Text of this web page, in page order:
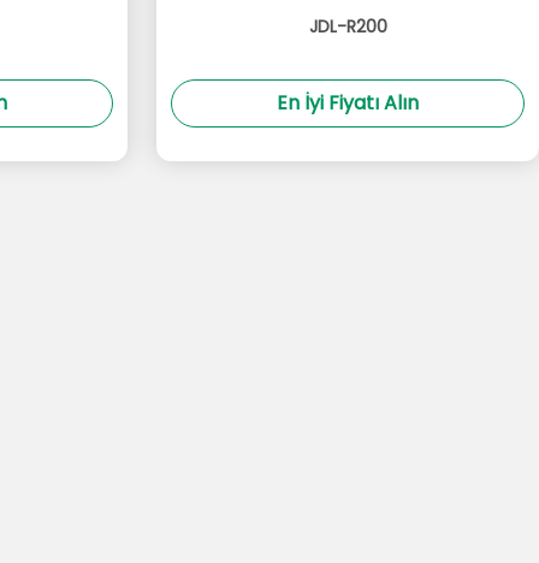
JDL-R200
En İyi Fiyatı Alın